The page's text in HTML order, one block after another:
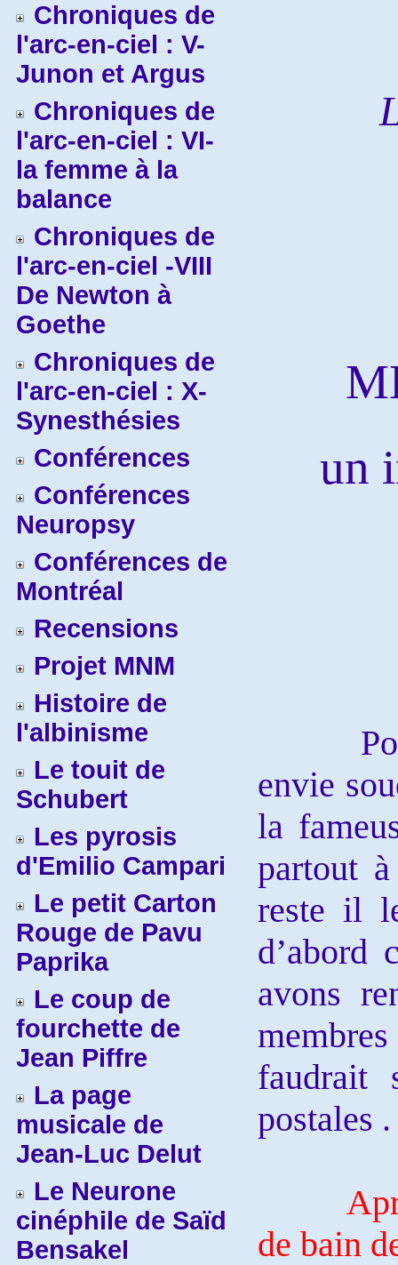
Chroniques de
l'arc-en-ciel : V-
Junon et Argus
Chroniques de
l'arc-en-ciel : VI-
la femme à la
balance
Chroniques de
l'arc-en-ciel -VIII
De Newton à
Goethe
Chroniques de
l'arc-en-ciel : X-
Synesthésies
Conférences
Conférences
Neuropsy
Conférences de
Montréal
Recensions
Projet MNM
Histoire de
l'albinisme
Le touit de
Schubert
Les pyrosis
d'Emilio Campari
Le petit Carton
Rouge de Pavu
Paprika
Le coup de
fourchette de
Jean Piffre
La page
musicale de
Jean-Luc Delut
Le Neurone
cinéphile de Saïd
Bensakel
un
Pour
envie
la
partout
reste il
d’abord
avons
faudrait
postales .
Après
de bain